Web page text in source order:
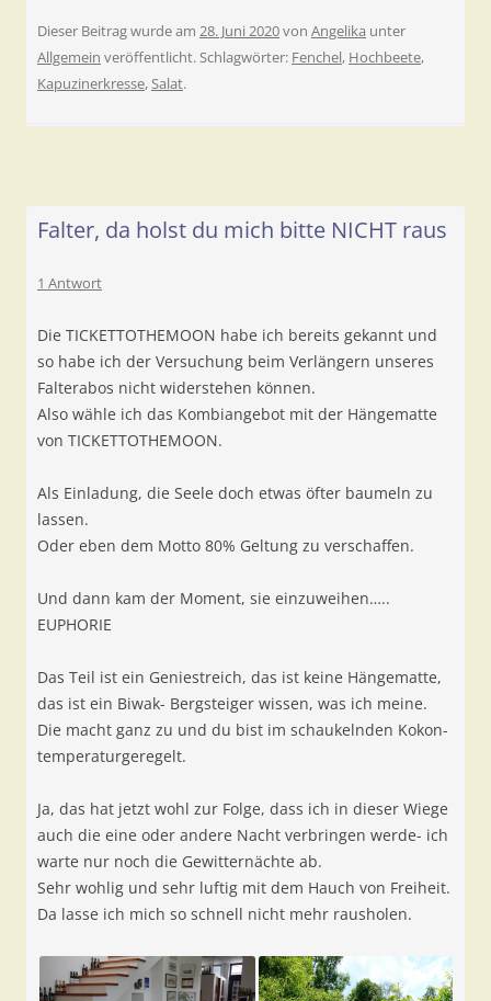
Dieser Beitrag wurde am 28. Juni 2020von Angelika unter
Allgemein veröffentlicht. Schlagwörter: Fenchel, Hochbeete,
Kapuzinerkresse,Salat.
Falter, da holst du mich bitte NICHT raus
1 Antwort
Die TICKETTOTHEMOON habe ich bereits gekannt und
so habe ich der Versuchung beim Verlängern unseres
Falterabos nicht widerstehen können.
Also wähle ich das Kombiangebot mit der Hängematte
von TICKETTOTHEMOON.
Als Einladung, die Seele doch etwas öfter baumeln zu
lassen.
Oder eben dem Motto 80% Geltung zu verschaffen.
Und dann kam der Moment, sie einzuweihen…..
EUPHORIE
Das Teil ist ein Geniestreich, das ist keine Hängematte,
das ist ein Biwak- Bergsteiger wissen, was ich meine.
Die macht ganz zu und du bist im schaukelnden Kokon-
temperaturgeregelt.
Ja, das hat jetzt wohl zur Folge, dass ich in dieser Wiege
auch die eine oder andere Nacht verbringen werde- ich
warte nur noch die Gewitternächte ab.
Sehr wohlig und sehr luftig mit dem Hauch von Freiheit.
Da lasse ich mich so schnell nicht mehr rausholen.